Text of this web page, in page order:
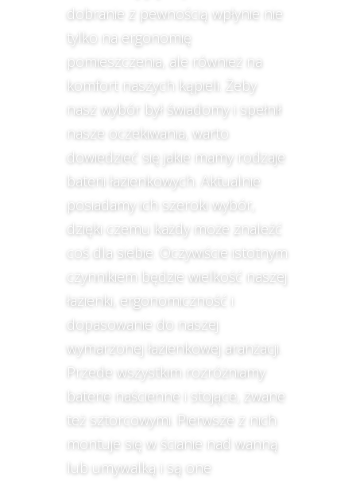
dobranie z pewnością wpłynie nie
tylko na ergonomię
pomieszczenia, ale również na
komfort naszych kąpieli. Żeby
nasz wybór był świadomy i spełnił
nasze oczekiwania, warto
dowiedzieć się jakie mamy rodzaje
baterii łazienkowych. Aktualnie
posiadamy ich szeroki wybór,
dzięki czemu każdy może znaleźć
coś dla siebie. Oczywiście istotnym
czynnikiem będzie wielkość naszej
łazienki, ergonomiczność i
dopasowanie do naszej
wymarzonej łazienkowej aranżacji.
Przede wszystkim rozróżniamy
baterie naścienne i stojące, zwane
też sztorcowymi. Pierwsze z nich
montuje się w ścianie nad wanną
lub umywalką i są one